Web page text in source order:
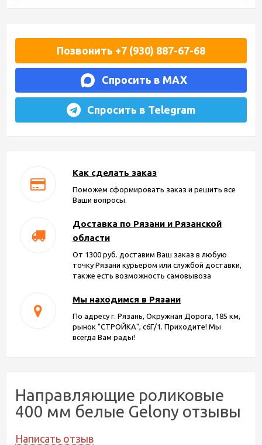
Позвонить +7 (930) 887-67-68
Спросить в MAX
Спросить в Telegram
Как сделать заказ
Поможем сформировать заказ и решить все
Ваши вопросы.
Доставка по Рязани и Рязанской
области
От 1300 руб. доставим Ваш заказ в любую
точку Рязани курьером или службой доставки,
также есть возможность самовывоза
Мы находимся в Рязани
По адресу г. Рязань, Окружная Дорога, 185 км,
рынок "СТРОЙКА", с6Г/1. Приходите! Мы
всегда Вам рады!
Направляющие роликовые
400 мм белые Gelony отзывы
Написать отзыв